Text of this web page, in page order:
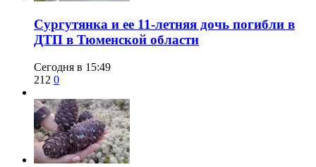
Сургутянка и ее 11-летняя дочь погибли в
ДТП в Тюменской области
Сегодня в 15:49
212 0